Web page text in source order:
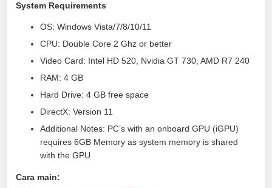
System Requirements
OS: Windows Vista/7/8/10/11
CPU: Double Core 2 Ghz or better
Video Card: Intel HD 520, Nvidia GT 730, AMD R7 240
RAM: 4 GB
Hard Drive: 4 GB free space
DirectX: Version 11
Additional Notes: PC’s with an onboard GPU (iGPU)
requires 6GB Memory as system memory is shared
with the GPU
Cara main: